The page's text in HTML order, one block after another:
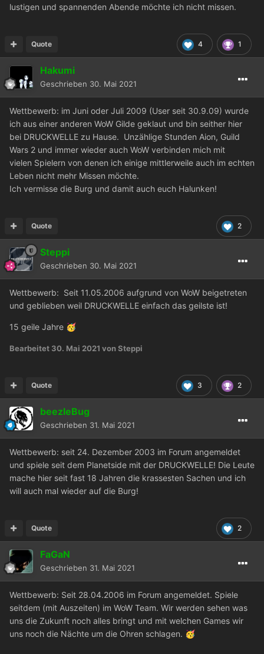
lustigen und spannenden Abende möchte ich nicht missen.
4 1
Quote
Hakumi
Geschrieben 30. Mai 2021
Wettbewerb: im Juni oder Juli 2009 (User seit 30.9.09) wurde
ich aus einer anderen WoW Gilde geklaut und bin seither hier
bei DRUCKWELLE zu Hause. Unzählige Stunden Aion, Guild
Wars 2 und immer wieder auch WoW verbinden mich mit
vielen Spielern von denen ich einige mittlerweile auch im echten
Leben nicht mehr Missen möchte.
Ich vermisse die Burg und damit auch euch Halunken!
2
Quote
Steppi
Geschrieben 30. Mai 2021
Wettbewerb: Seit 11.05.2006 aufgrund von WoW beigetreten
und geblieben weil DRUCKWELLE einfach das geilste ist!
15 geile Jahre 🥳
Bearbeitet 30. Mai 2021 von Steppi
3 2
Quote
beezleBug
Geschrieben 31. Mai 2021
Wettbewerb: seit 24. Dezember 2003 im Forum angemeldet
und spiele seit dem Planetside mit der DRUCKWELLE! Die Leute
mache hier seit fast 18 Jahren die krassesten Sachen und ich
will auch mal wieder auf die Burg!
2
Quote
FaGaN
Geschrieben 31. Mai 2021
Wettbewerb: Seit 28.04.2006 im Forum angemeldet. Spiele
seitdem (mit Auszeiten) im WoW Team. Wir werden sehen was
uns die Zukunft noch alles bringt und mit welchen Games wir
uns noch die Nächte um die Ohren schlagen. 🥳